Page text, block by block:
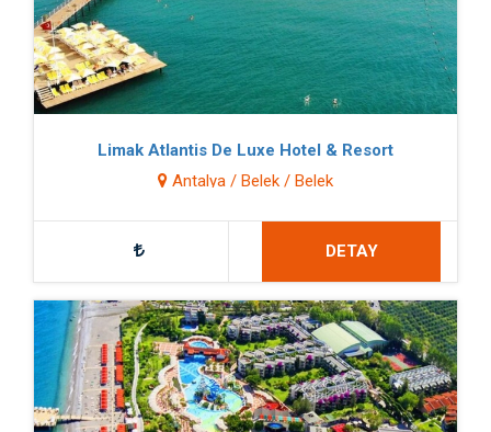
Limak Atlantis De Luxe Hotel & Resort
Antalya / Belek / Belek
DETAY